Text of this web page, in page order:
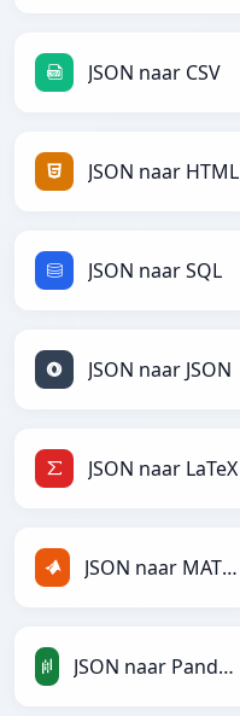
JSON naar CSV
JSON naar HTML
JSON naar SQL
JSON naar JSON
JSON naar LaTeX
JSON naar MATLAB
JSON naar PandasDataFrame